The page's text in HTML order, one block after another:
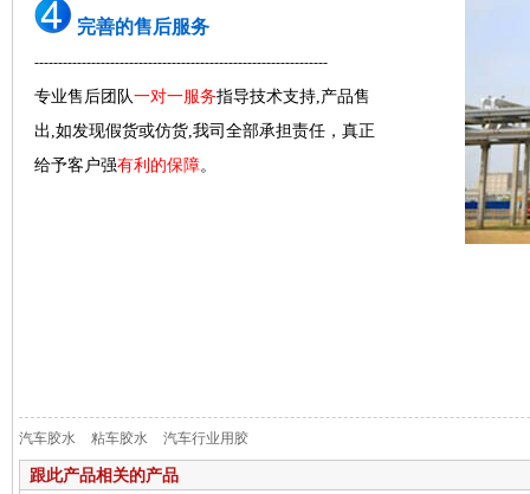
完善的售后服务
--------------------------------------------------------------
专业售后团队一对一服务指导技术支持,产品售
出,如发现假货或仿货,我司全部承担责任，真正
给予客户强有利的保障。
汽车胶水 粘车胶水 汽车行业用胶
跟此产品相关的产品